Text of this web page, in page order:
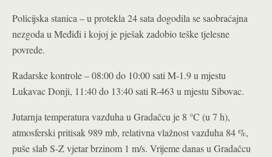
Policijska stanica – u protekla 24 sata dogodila se saobraćajna
nezgoda u Međiđi i kojoj je pješak zadobio teške tjelesne
povrede.
Radarske kontrole – 08:00 do 10:00 sati M-1.9 u mjestu
Lukavac Donji, 11:40 do 13:40 sati R-463 u mjestu Sibovac.
Jutarnja temperatura vazduha u Gradačcu je 8 °C (u 7 h),
atmosferski pritisak 989 mb, relativna vlažnost vazduha 84 %,
puše slab S-Z vjetar brzinom 1 m/s. Vrijeme danas u Gradačcu